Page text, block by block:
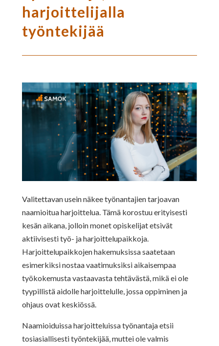
harjoittelijalla
työntekijää
Valitettavan usein näkee työnantajien tarjoavan
naamioitua harjoittelua. Tämä korostuu erityisesti
kesän aikana, jolloin monet opiskelijatetsivät
aktiivisesti työ- ja harjoittelupaikkoja.
Harjoittelupaikkojen hakemuksissa saatetaan
esimerkiksi nostaa vaatimuksiksi aikaisempaa
työkokemusta vastaavasta tehtävästä, mikä ei ole
tyypillistä aidolle harjoittelulle, jossa oppiminen ja
ohjaus ovat keskiössä.
Naamioiduissa harjoitteluissa työnantaja etsii
tosiasiallisesti työntekijää, muttei ole valmis